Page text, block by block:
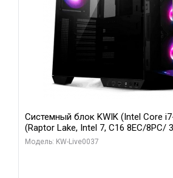
Системный блок KWIK (Intel Core
(Raptor Lake, Intel 7, C16 8EC/8PC/
модуля)/ Gigabyte RTX5070 AERO
Модель: KW-Live0037